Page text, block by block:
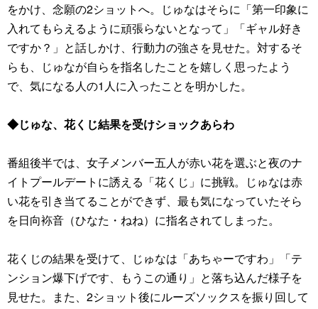
をかけ、念願の2ショットへ。じゅなはそらに「第一印象に
入れてもらえるように頑張らないとなって」「ギャル好き
ですか？」と話しかけ、行動力の強さを見せた。対するそ
らも、じゅなが自らを指名したことを嬉しく思ったよう
で、気になる人の1人に入ったことを明かした。
◆じゅな、花くじ結果を受けショックあらわ
番組後半では、女子メンバー五人が赤い花を選ぶと夜のナ
イトプールデートに誘える「花くじ」に挑戦。じゅなは赤
い花を引き当てることができず、最も気になっていたそら
を日向袮音（ひなた・ねね）に指名されてしまった。
花くじの結果を受けて、じゅなは「あちゃーですわ」「テ
ンション爆下げです、もうこの通り」と落ち込んだ様子を
見せた。また、2ショット後にルーズソックスを振り回して